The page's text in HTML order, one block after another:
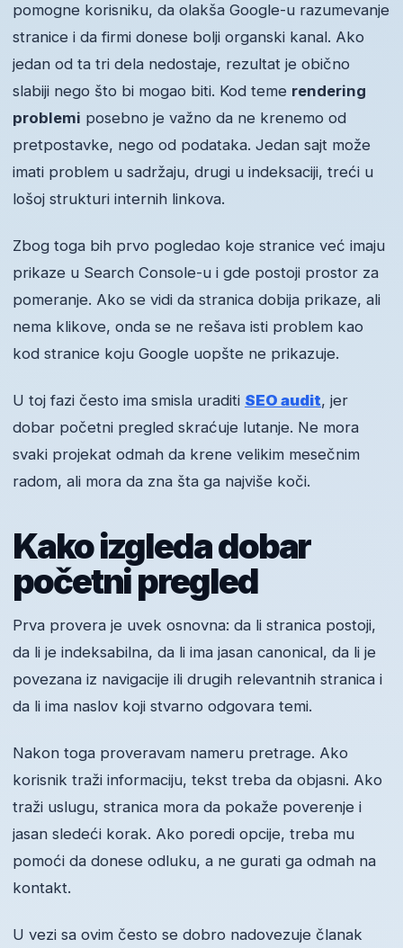
pomogne korisniku, da olakša Google-u razumevanje
stranice i da firmi donese bolji organski kanal. Ako
jedan od ta tri dela nedostaje, rezultat je obično
slabiji nego što bi mogao biti. Kod teme rendering
problemi posebno je važno da ne krenemo od
pretpostavke, nego od podataka. Jedan sajt može
imati problem u sadržaju, drugi u indeksaciji, treći u
lošoj strukturi internih linkova.
Zbog toga bih prvo pogledao koje stranice već imaju
prikaze u Search Console-u i gde postoji prostor za
pomeranje. Ako se vidi da stranica dobija prikaze, ali
nema klikove, onda se ne rešava isti problem kao
kod stranice koju Google uopšte ne prikazuje.
U toj fazi često ima smisla uraditi SEO audit, jer
dobar početni pregled skraćuje lutanje. Ne mora
svaki projekat odmah da krene velikim mesečnim
radom, ali mora da zna šta ga najviše koči.
Kako izgleda dobar
početni pregled
Prva provera je uvek osnovna: da li stranica postoji,
da li je indeksabilna, da li ima jasan canonical, da li je
povezana iz navigacije ili drugih relevantnih stranica i
da li ima naslov koji stvarno odgovara temi.
Nakon toga proveravam nameru pretrage. Ako
korisnik traži informaciju, tekst treba da objasni. Ako
traži uslugu, stranica mora da pokaže poverenje i
jasan sledeći korak. Ako poredi opcije, treba mu
pomoći da donese odluku, a ne gurati ga odmah na
kontakt.
U vezi sa ovim često se dobro nadovezuje članak